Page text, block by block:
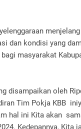
dan kondisi yang
masyarakat
disampaikan oleh
Tim Pokja KBB
hal ini Kita akan
Kedepannya, Kita